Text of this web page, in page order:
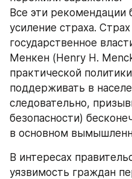
Все эти рекомендации
усиление страха.
государственное
Менкен (Henry H.
практической
поддерживать в
следовательно,
безопасности)
в основном
В интересах
уязвимость граждан